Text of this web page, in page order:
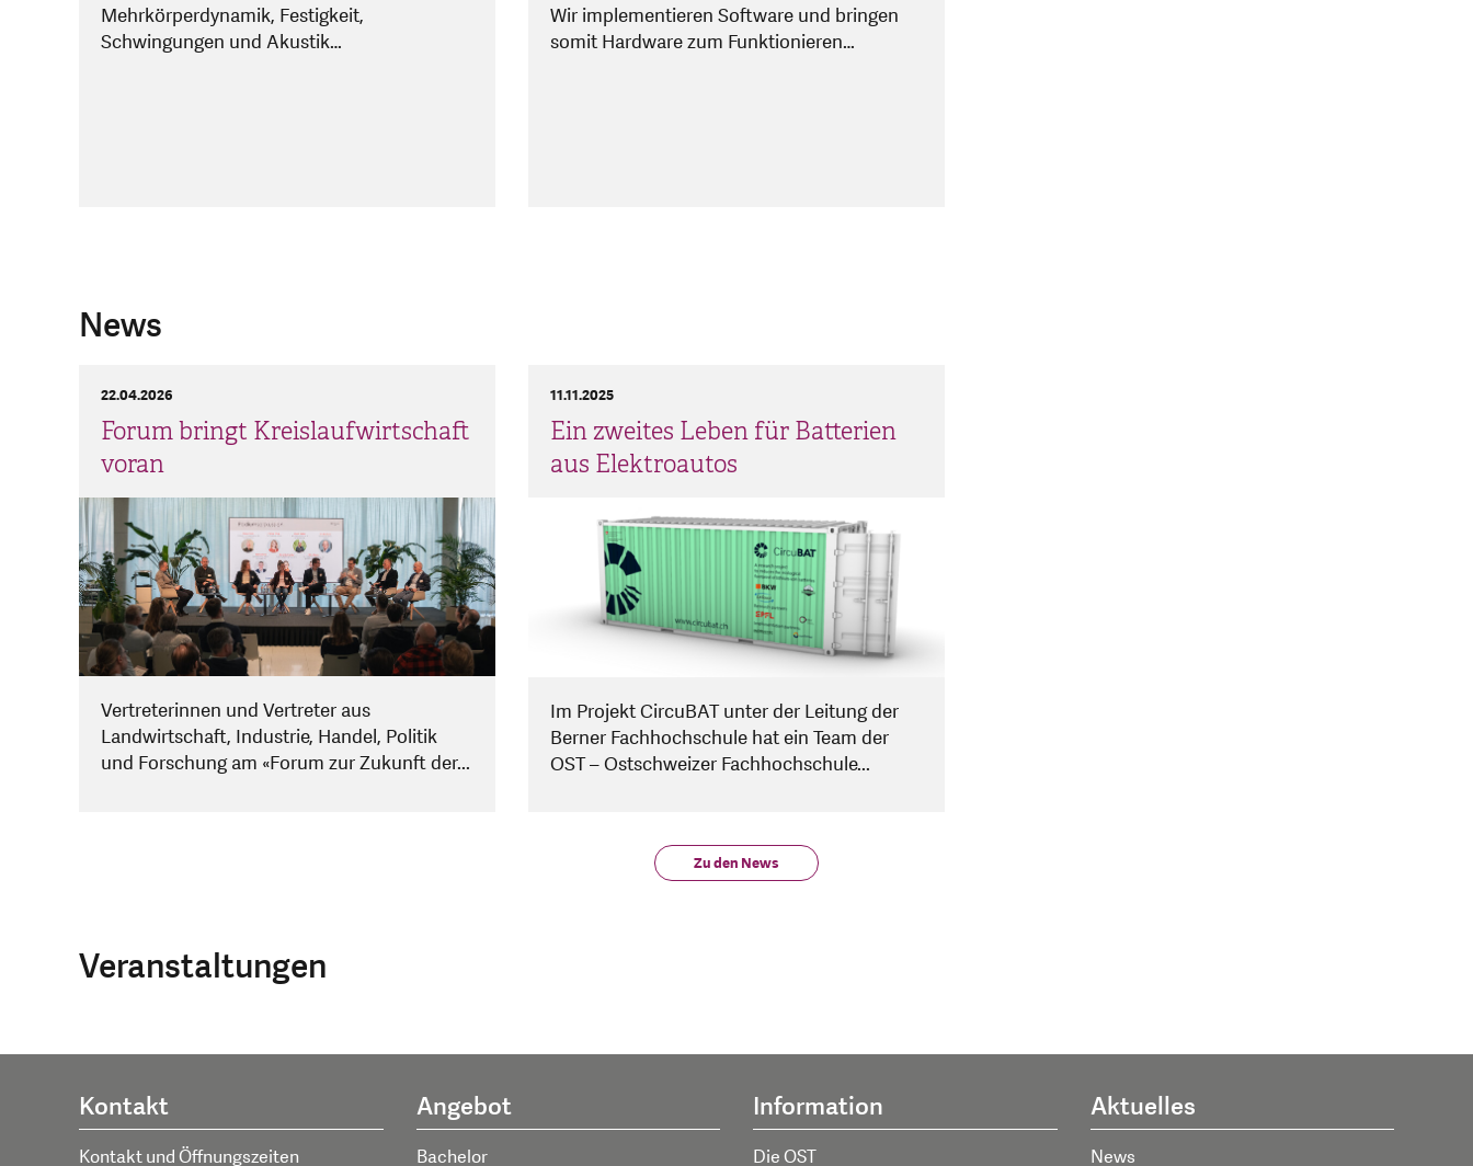
Mehrkörperdynamik, Festigkeit,
Schwingungen und Akustik…
Wir implementieren Software und bringen
somit Hardware zum Funktionieren…
News
Forum bringt Kreislaufwirtschaft
voran
22.04.2026
Vertreterinnen und Vertreter aus
Landwirtschaft, Industrie, Handel, Politik
und Forschung am «Forum zur Zukunft der...
Ein zweites Leben für Batterien
aus Elektroautos
11.11.2025
Im Projekt CircuBAT unter der Leitung der
Berner Fachhochschule hat ein Team der
OST – Ostschweizer Fachhochschule...
Zu den News
Veranstaltungen
Kontakt
Kontakt und Öffnungszeiten
Angebot
Bachelor
Information
Die OST
Aktuelles
News